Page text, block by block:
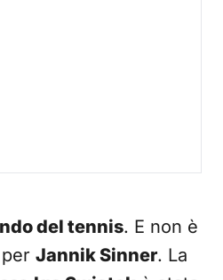
del tennis. E non è
Jannik Sinner. La